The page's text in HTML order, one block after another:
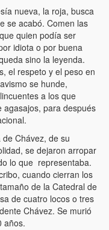
nueva, la roja, busca
se acabó. Comen las
quien podía ser
idiota o por buena
sino la leyenda.
el respeto y el peso en
se hunde,
a los que
agasajos, para después
Chávez, de su
se dejaron arropar
lo que representaba.
cuando cierran los
de la Catedral de
de cuatro locos o tres
Chávez. Se murió
años.